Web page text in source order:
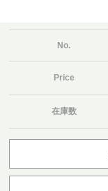
No.
Price
在庫数